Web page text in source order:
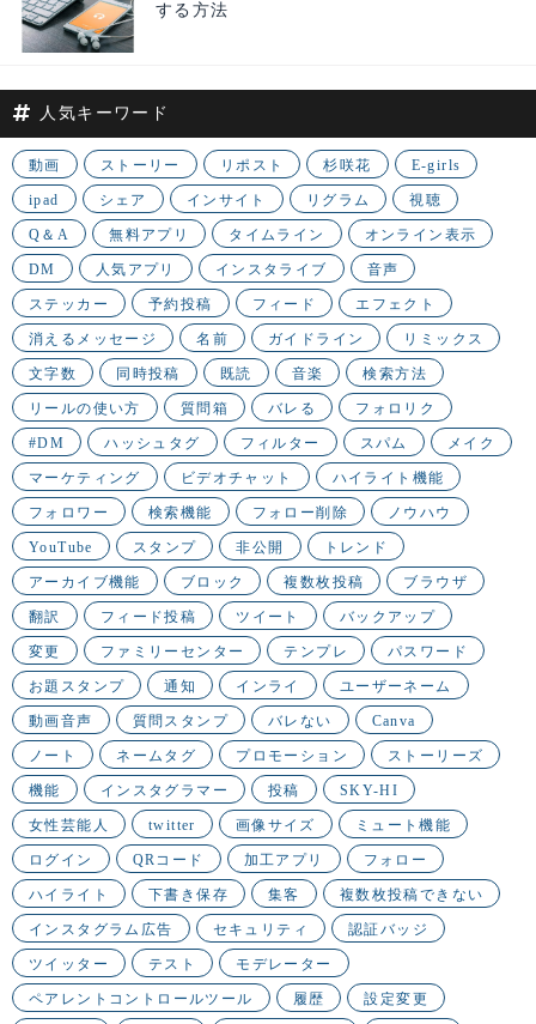
する方法
人気キーワード
動画 ストーリー リポスト 杉咲花 E-girls
ipad シェア インサイト リグラム 視聴
Q＆A 無料アプリ タイムライン オンライン表示
DM 人気アプリ インスタライブ 音声
ステッカー 予約投稿 フィード エフェクト
消えるメッセージ 名前 ガイドライン リミックス
文字数 同時投稿 既読 音楽 検索方法
リールの使い方 質問箱 バレる フォロリク
#DM ハッシュタグ フィルター スパム メイク
マーケティング ビデオチャット ハイライト機能
フォロワー 検索機能 フォロー削除 ノウハウ
YouTube スタンプ 非公開 トレンド
アーカイブ機能 ブロック 複数枚投稿 ブラウザ
翻訳 フィード投稿 ツイート バックアップ
変更 ファミリーセンター テンプレ パスワード
お題スタンプ 通知 インライ ユーザーネーム
動画音声 質問スタンプ バレない Canva
ノート ネームタグ プロモーション ストーリーズ
機能 インスタグラマー 投稿 SKY-HI
女性芸能人 twitter 画像サイズ ミュート機能
ログイン QRコード 加工アプリ フォロー
ハイライト 下書き保存 集客 複数枚投稿できない
インスタグラム広告 セキュリティ 認証バッジ
ツイッター テスト モデレーター
ペアレントコントロールツール 履歴 設定変更